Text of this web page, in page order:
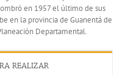
en 1957 el último de sus
en la provincia de Guanentá de
Departamental.
REALIZAR